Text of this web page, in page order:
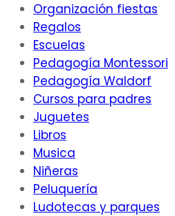
Organización fiestas
Regalos
Escuelas
Pedagogía Montessori
Pedagogía Waldorf
Cursos para padres
Juguetes
Libros
Musica
Niñeras
Peluquería
Ludotecas y parques